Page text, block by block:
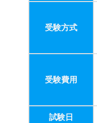
受験方式
受験費用
試験日